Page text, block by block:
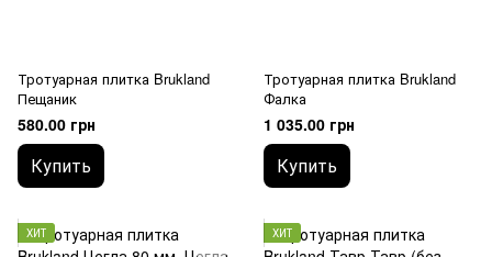
Тротуарная плитка Brukland
Пещаник
580.00 грн
Купить
Тротуарная плитка Brukland
Фалка
1 035.00 грн
Купить
ХИТ ХИТ